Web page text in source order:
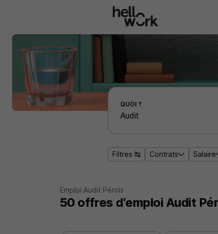
Effectuer une recherche d'emploi par localité
QUOI ?
Filtres Contrats Salaire
Emploi Audit Pérols
50 offres d'emploi Audit